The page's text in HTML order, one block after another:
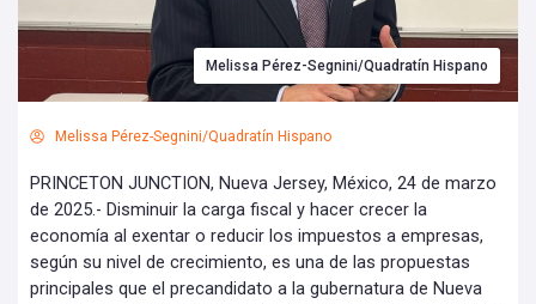
Melissa Pérez-Segnini/Quadratín Hispano
Melissa Pérez-Segnini/Quadratín Hispano
PRINCETON JUNCTION, Nueva Jersey, México, 24 de marzo
de 2025.- Disminuir la carga fiscal y hacer crecer la
economía al exentar o reducir los impuestos a empresas,
según su nivel de crecimiento, es una de las propuestas
principales que el precandidato a la gubernatura de Nueva